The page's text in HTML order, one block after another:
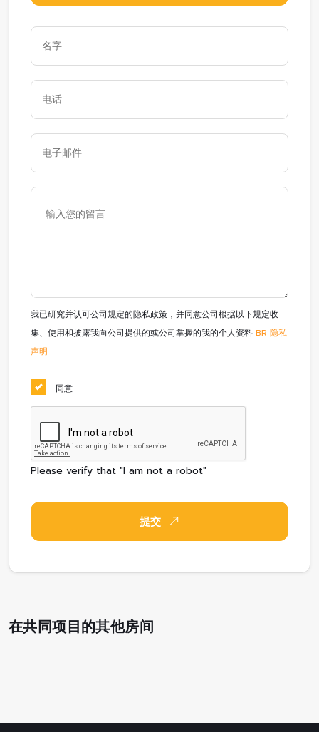
我已研究并认可公司规定的隐私政策，并同意公司根据以下规定收
集、使用和披露我向公司提供的或公司掌握的我的个人资料 BR 隐私
声明
同意
Please verify that "I am not a robot"
提交
在共同项目的其他房间